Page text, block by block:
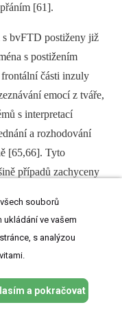
[61].
s bvFTD postiženy již
s postižením
části inzuly
emocí z tváře,
s interpretací
a rozhodování
[65,66]. Tyto
případů zachyceny
logického uvažování či
časté. Jejich
souborů
ve vašem
s analýzou
a pokračovat